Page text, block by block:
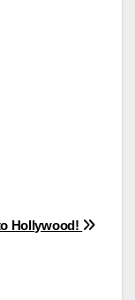
Hollywood!